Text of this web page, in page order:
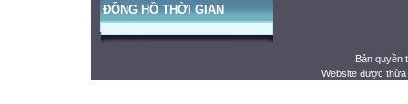
ĐỒNG HỒ THỜI GIAN
Bản quyền
Website được